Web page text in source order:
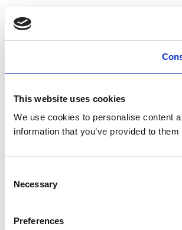
This website uses cookies
We use cookies to personalise content
information that you’ve provided to
Selection
Necessary
Preferences